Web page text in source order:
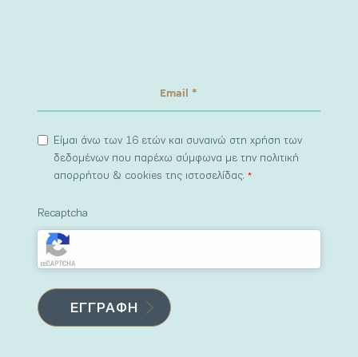
Είμαι άνω των 16 ετών και συναινώ στη χρήση των
δεδομένων που παρέχω σύμφωνα με την πολιτική
απορρήτου & cookies της ιστοσελίδας.*
Recaptcha